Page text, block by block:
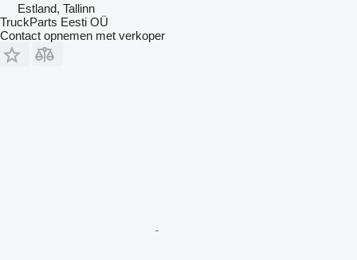
Estland, Tallinn
TruckParts Eesti OÜ
Contact opnemen met verkoper